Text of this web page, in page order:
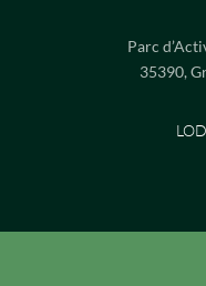
Parc
35390,